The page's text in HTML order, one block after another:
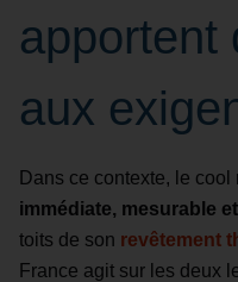
apportent
aux
Dans ce contexte, le cool
immédiate, mesurable
toits de son revêtement
France agit sur les deux